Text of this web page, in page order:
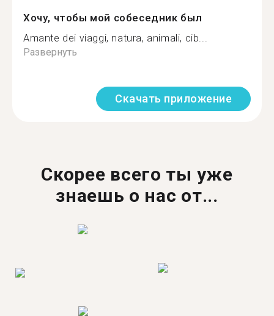
Хочу, чтобы мой собеседник был
Amante dei viaggi, natura, animali, cib...
Развернуть
Скачать приложение
Скорее всего ты уже
знаешь о нас от...